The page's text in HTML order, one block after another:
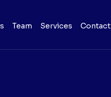
Team Services Contact